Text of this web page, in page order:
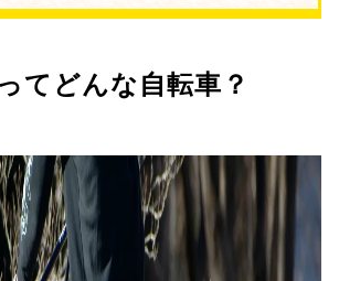
てどんな自転車？